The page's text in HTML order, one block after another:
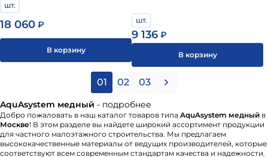
шт.
18 060 ₽
В корзину
шт.
9 136 ₽
В корзину
01 02 03
AquAsystem медный - подробнее
Добро пожаловать в наш каталог товаров типа AquAsystem медный в
Москве! В этом разделе вы найдете широкий ассортимент продукции
для частного малоэтажного строительства. Мы предлагаем
высококачественные материалы от ведущих производителей, которые
соответствуют всем современным стандартам качества и надежности.